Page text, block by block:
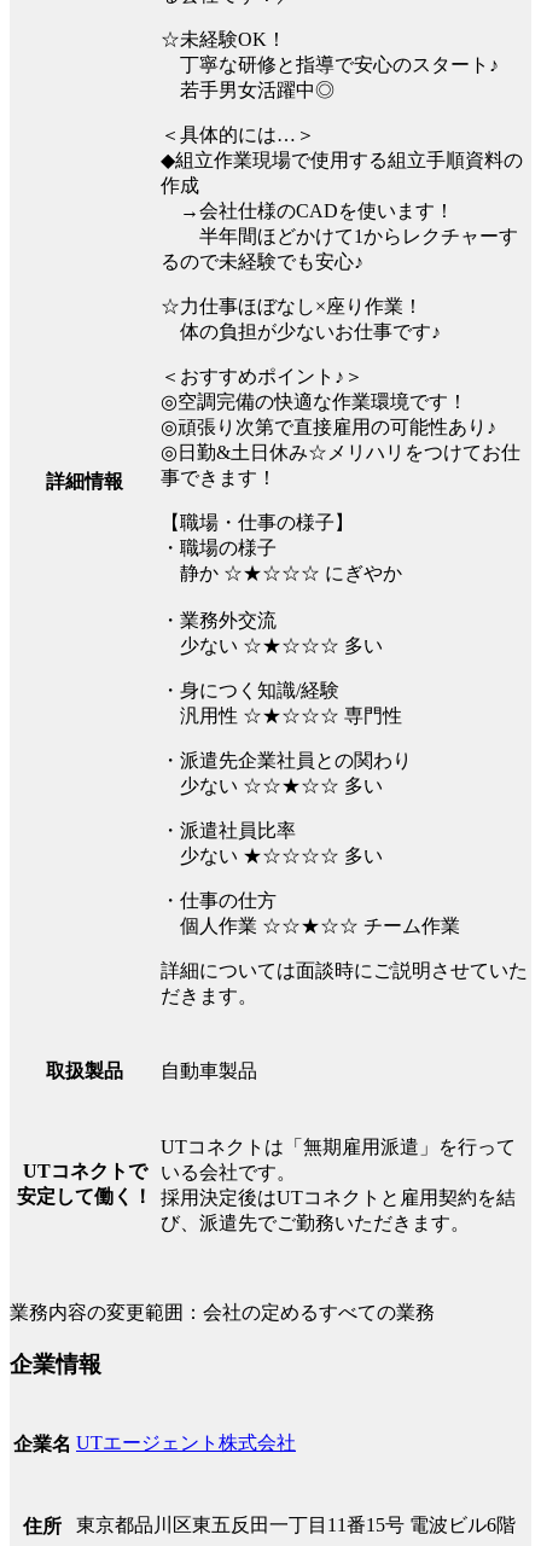
詳細情報
☆未経験OK！
丁寧な研修と指導で安心のスタート♪
若手男女活躍中◎
＜具体的には…＞
◆組立作業現場で使用する組立手順資料の
作成
→会社仕様のCADを使います！
半年間ほどかけて1からレクチャーす
るので未経験でも安心♪
☆力仕事ほぼなし×座り作業！
体の負担が少ないお仕事です♪
＜おすすめポイント♪＞
◎空調完備の快適な作業環境です！
◎頑張り次第で直接雇用の可能性あり♪
◎日勤&土日休み☆メリハリをつけてお仕
事できます！
【職場・仕事の様子】
・職場の様子
静か ☆★☆☆☆ にぎやか
・業務外交流
少ない ☆★☆☆☆ 多い
・身につく知識/経験
汎用性 ☆★☆☆☆ 専門性
・派遣先企業社員との関わり
少ない ☆☆★☆☆ 多い
・派遣社員比率
少ない ★☆☆☆☆ 多い
・仕事の仕方
個人作業 ☆☆★☆☆ チーム作業
詳細については面談時にご説明させていた
だきます。
取扱製品 自動車製品
UTコネクトで
安定して働く！
UTコネクトは「無期雇用派遣」を行って
いる会社です。
採用決定後はUTコネクトと雇用契約を結
び、派遣先でご勤務いただきます。
業務内容の変更範囲：会社の定めるすべての業務
企業情報
企業名 UTエージェント株式会社
住所 東京都品川区東五反田一丁目11番15号 電波ビル6階